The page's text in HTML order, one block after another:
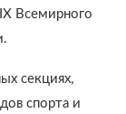
Всемирного
секциях,
спорта и